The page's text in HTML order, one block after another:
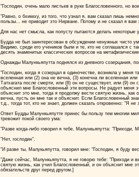
"Господин, очень мало листьев в руке Благословенного, но
"Равно, о бхиккху, из того, что узнал я, вам сказал лишь
пользы... не приводит это Нирване. Потому и не сказал я вам
Для нас нет смысла, как попусту пытаются делать
Будда не был заинтересован в обсуждении ненужных чисто
Видимо, среди его учеников были и те, кто не соглашался с
десять знаменитых классических вопросов на
Однажды Малункьяпутта поднялся из дневного созерцания,
"Господин, когда я созерцал в одиночестве, возникла у
вселенная или (2) она не вечна, (3) конечна ли вселенная
Татхагата после смерти, или (8) он не существует, или (9)
объяснил мне Благословенный эти вопросы. Не радует меня
объяснит это мне, тогда я продолжу вести святую жизнь,
вечна, пусть он мне так и объяснит. Если Благословенный
т.д., тогда тот, кто не знает, должен сказать откровенно: "Я
Ответ Будды Малункьяпутте принес бы пользу тем многим
тревожит покой своего ума:
"Разве когда-либо говорил я тебе, Малункьяпутта:
"Нет, господин".
"И разве ты, Малукьяпутта, говорил мне: "Господин, я буду
"Даже сейчас, Малункьяпутта, я не говорю тебе: "Приходи и
святую жизнь, как учил Благословенный, и он объяснит мне
обязательств друг перед другом.]